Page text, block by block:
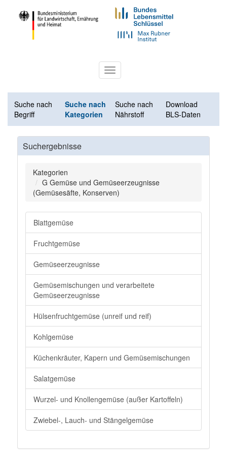
Toggle
navigation
Suche nach
Begriff
Suche nach
Kategorien
Suche nach
Nährstoff
Download
BLS-Daten
Suchergebnisse
Kategorien
G Gemüse und Gemüseerzeugnisse
(Gemüsesäfte, Konserven)
Blattgemüse
Fruchtgemüse
Gemüseerzeugnisse
Gemüsemischungen und verarbeitete
Gemüseerzeugnisse
Hülsenfruchtgemüse (unreif und reif)
Kohlgemüse
Küchenkräuter, Kapern und Gemüsemischungen
Salatgemüse
Wurzel- und Knollengemüse (außer Kartoffeln)
Zwiebel-, Lauch- und Stängelgemüse